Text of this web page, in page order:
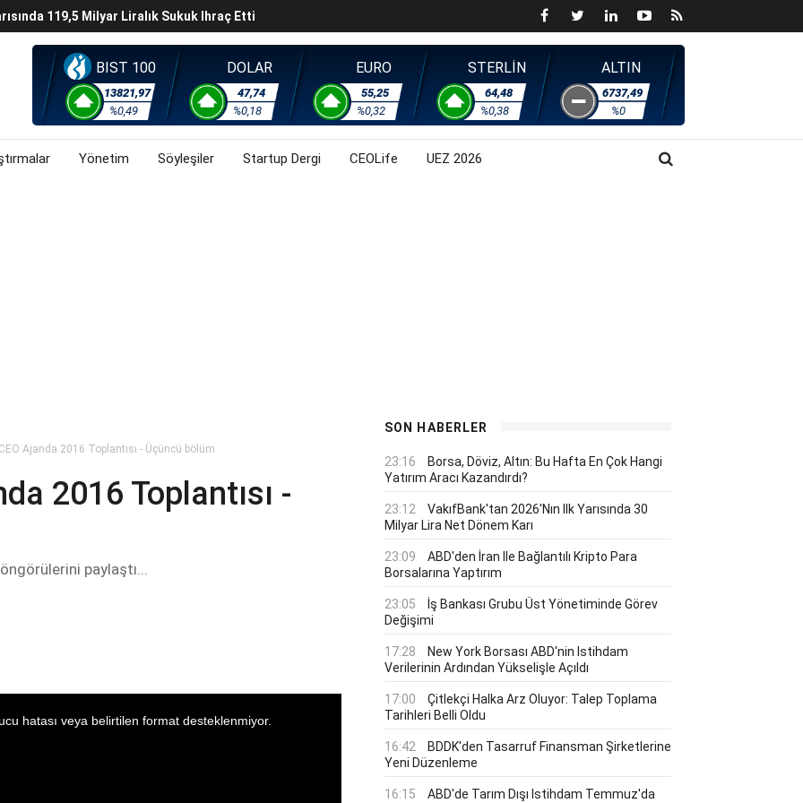
Gözler ABD'de Açıklanacak Tarım Dışı Istihdam
Üst Yönetim Yapılanmasına Geçti
Dönüşüyor
BIST 100
13821,97
%0,49
DOLAR
47,74
%0,18
EURO
55,25
%0,32
STERLİN
64,48
%0,38
ALTIN
6737,49
%0
Yönetim Söyleşiler Startup Dergi CEOLife UEZ 2026
Ajanda 2016 Toplantısı - Üçüncü bölüm
2016 Toplantısı -
paylaştı...
SON HABERLER
23:16
Borsa, Döviz, Altın: Bu Hafta En Çok Hangi
Yatırım Aracı Kazandırdı?
23:12
VakıfBank'tan 2026'nın Ilk Yarısında 30
Milyar Lira Net Dönem Karı
23:09
ABD'den İran Ile Bağlantılı Kripto Para
Borsalarına Yaptırım
23:05
İş Bankası Grubu Üst Yönetiminde Görev
Değişimi
17:28
New York Borsası ABD'nin Istihdam
Verilerinin Ardından Yükselişle Açıldı
17:00
Çitlekçi Halka Arz Oluyor: Talep Toplama
Tarihleri Belli Oldu
16:42
BDDK'den Tasarruf Finansman Şirketlerine
Yeni Düzenleme
16:15 ABD'de Tarım Dışı Istihdam Temmuz'da